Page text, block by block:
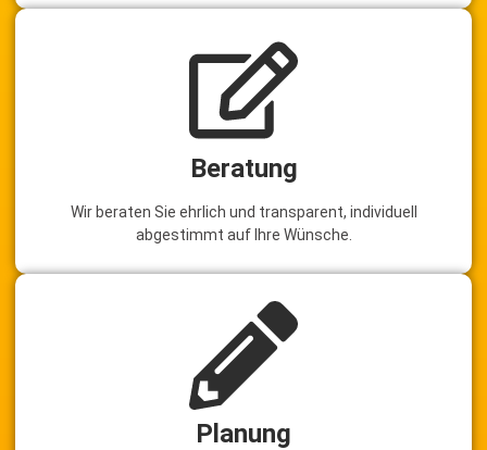
Beratung
Wir beraten Sie ehrlich und transparent, individuell
abgestimmt auf Ihre Wünsche.
Planung